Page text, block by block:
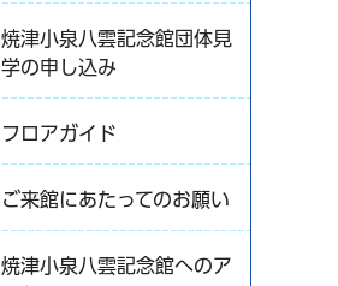
焼津小泉八雲記念館団体見
学の申し込み
フロアガイド
ご来館にあたってのお願い
焼津小泉八雲記念館へのア